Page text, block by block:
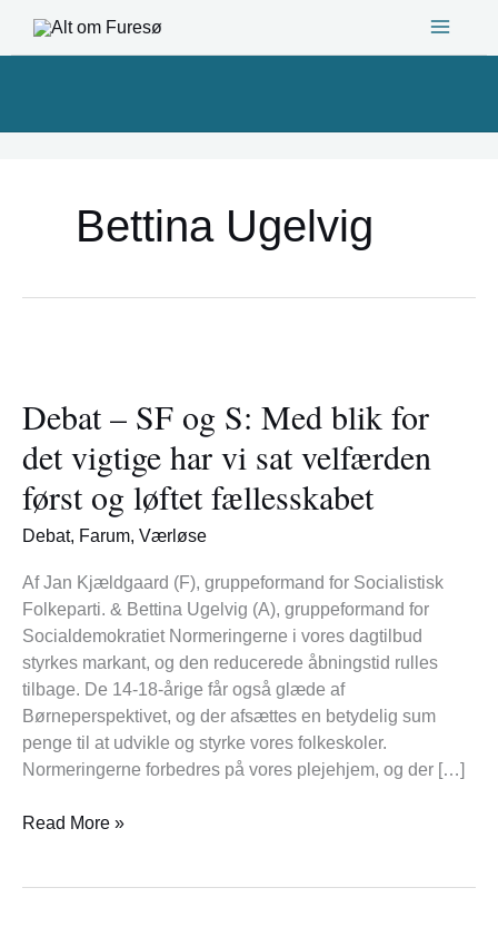
Bettina Ugelvig
Debat – SF og S: Med blik for
det vigtige har vi sat velfærden
først og løftet fællesskabet
Debat, Farum, Værløse
Af Jan Kjældgaard (F), gruppeformand for Socialistisk
Folkeparti. & Bettina Ugelvig (A), gruppeformand for
Socialdemokratiet Normeringerne i vores dagtilbud
styrkes markant, og den reducerede åbningstid rulles
tilbage. De 14-18-årige får også glæde af
Børneperspektivet, og der afsættes en betydelig sum
penge til at udvikle og styrke vores folkeskoler.
Normeringerne forbedres på vores plejehjem, og der […]
SF
og
S:
Med
blik
for
vigtige
har
vi
sat
velfærden
først
og
løftet
Read More »